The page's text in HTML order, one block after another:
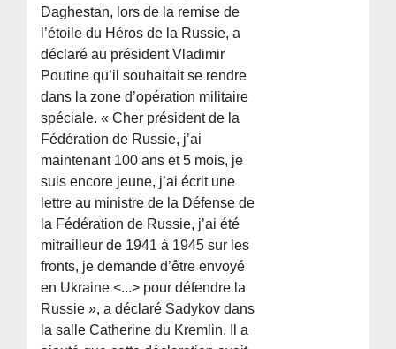
Daghestan, lors de la remise de
l’étoile du Héros de la Russie, a
déclaré au président Vladimir
Poutine qu’il souhaitait se rendre
dans la zone d’opération militaire
spéciale. « Cher président de la
Fédération de Russie, j’ai
maintenant 100 ans et 5 mois, je
suis encore jeune, j’ai écrit une
lettre au ministre de la Défense de
la Fédération de Russie, j’ai été
mitrailleur de 1941 à 1945 sur les
fronts, je demande d’être envoyé
en Ukraine <...> pour défendre la
Russie », a déclaré Sadykov dans
la salle Catherine du Kremlin. Il a